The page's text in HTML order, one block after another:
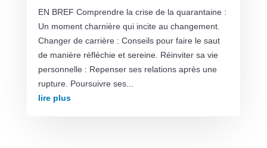
EN BREF Comprendre la crise de la quarantaine :
Un moment charnière qui incite au changement.
Changer de carrière : Conseils pour faire le saut
de manière réfléchie et sereine. Réinviter sa vie
personnelle : Repenser ses relations après une
rupture. Poursuivre ses...
lire plus